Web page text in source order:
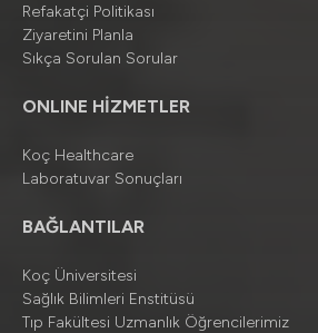
Refakatçi Politikası
Ziyaretini Planla
Sıkça Sorulan Sorular
ONLINE HİZMETLER
Koç Healthcare
Laboratuvar Sonuçları
BAĞLANTILAR
Koç Üniversitesi
Sağlık Bilimleri Enstitüsü
Tıp Fakültesi Uzmanlık Öğrencilerimiz